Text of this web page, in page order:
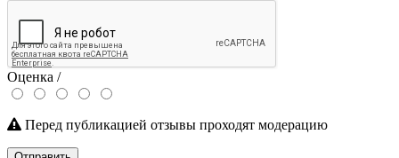
Оценка /
Перед публикацией отзывы проходят модерацию